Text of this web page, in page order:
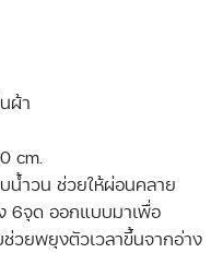
ผ้า
cm.
น้ำวน ช่วยให้ผ่อนคลาย
6จุด ออกแบบมาเพื่อ
วยพยุงตัวเวลาขึ้นจากอ่าง